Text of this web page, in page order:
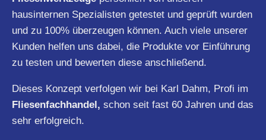
hausinternen Spezialisten getestet und geprüft wurden
und zu 100% überzeugen können. Auch viele unserer
Kunden helfen uns dabei, die Produkte vor Einführung
zu testen und bewerten diese anschließend.
Dieses Konzept verfolgen wir bei Karl Dahm, Profi im
Fliesenfachhandel, schon seit fast 60 Jahren und das
sehr erfolgreich.